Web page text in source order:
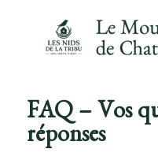
FAQ – Vos
réponses